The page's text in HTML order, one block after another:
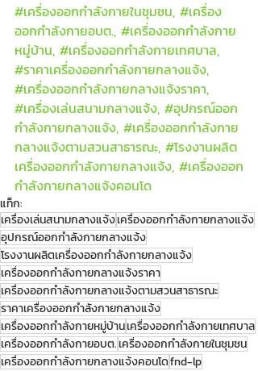
#เครื่องออกกำลังกายในชุมชน, #เครื่อง
ออกกำลังกายอบต., #เครื่องออกกำลังกาย
หมู่บ้าน, #เครื่องออกกำลังกายเทศบาล,
#ราคาเครื่องออกกำลังกายกลางแจ้ง,
#เครื่องออกกำลังกายกลางแจ้งราคา,
#เครื่องเล่นสนามกลางแจ้ง, #อุปกรณ์ออก
กำลังกายกลางแจ้ง, #เครื่องออกกำลังกาย
กลางแจ้งตามสวนสาธารณะ, #โรงงานผลิต
เครื่องออกกำลังกายกลางแจ้ง, #เครื่องออก
กำลังกายกลางแจ้งคอนโด
แท็ก:
เครื่องเล่นสนามกลางแจ้งเครื่องออกกำลังกายกลางแจ้ง
อุปกรณ์ออกกำลังกายกลางแจ้ง
โรงงานผลิตเครื่องออกกำลังกายกลางแจ้ง
เครื่องออกกำลังกายกลางแจ้งราคา
เครื่องออกกำลังกายกลางแจ้งตามสวนสาธารณะ
ราคาเครื่องออกกำลังกายกลางแจ้ง
เครื่องออกกำลังกายหมู่บ้านเครื่องออกกำลังกายเทศบาล
เครื่องออกกำลังกายอบต.เครื่องออกกำลังกายในชุมชน
เครื่องออกกำลังกายกลางแจ้งคอนโดfnd-lp